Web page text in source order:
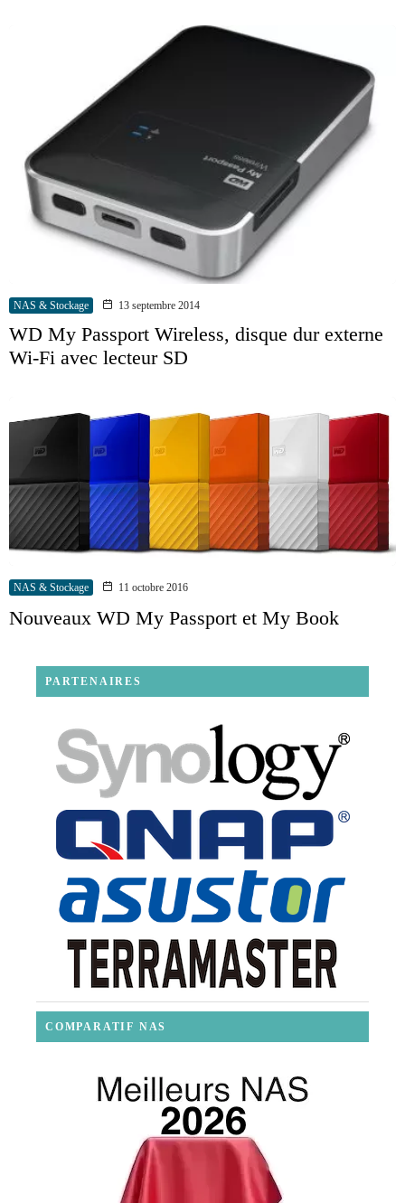
NAS & Stockage 13 septembre 2014
WD My Passport Wireless, disque dur externe
Wi-Fi avec lecteur SD
NAS & Stockage 11 octobre 2016
Nouveaux WD My Passport et My Book
PARTENAIRES
COMPARATIF NAS